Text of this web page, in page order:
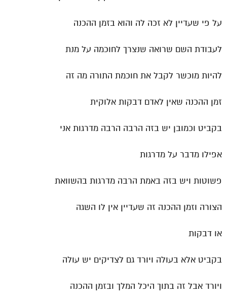
על פי שעדיין לא זכה לה והוא בזמן ההכנה
לעבודת השם שרואה שנצרך לחוכמה על מנת
להיות מוכשר לקבל את חוכמת התורה מה זה
זמן ההכנה שאין לאדם דבקות אלוקית
בקביט וכמובן יש בזה הרבה הרבה מדרגות אני
אפילו מדבר על מדרגות
פשוטות ויש בזה באמת הרבה מדרגות בהשוואת
הצורה וזמן ההכנה זה שעדיין אין לו השגה
או דבקות
בקביט אלא בעולה ויורד גם לצדיקים יש עולה
ויורד אבל זה בתוך היכל המלך ובזמן ההכנה